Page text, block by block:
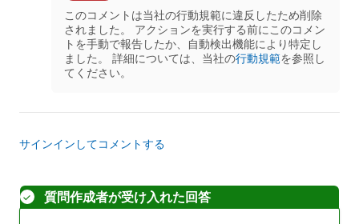
る
このコメントは当社の行動規範に違反したため削除
されました。 アクションを実行する前にこのコメン
トを手動で報告したか、自動検出機能により特定し
ました。 詳細については、当社の行動規範を参照し
てください。
サインインしてコメントする
質問作成者が受け入れた回答